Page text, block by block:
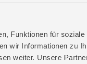
Funktionen für
wir Informationen zu
weiter. Unsere
müssen. Wer die meisten
das Gedächtnis, die